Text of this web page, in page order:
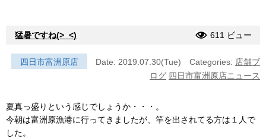
猛暑ですね(>_<) 611 ビュー
四日市富洲原店 Date: 2019.07.30(Tue) Categories: 店舗ブ
ログ 四日市富洲原店ニュース
夏真っ盛りという感じでしょうか・・・。
今朝は富洲原漁港に行ってきましたが、竿を出されてる方は１人で
した。